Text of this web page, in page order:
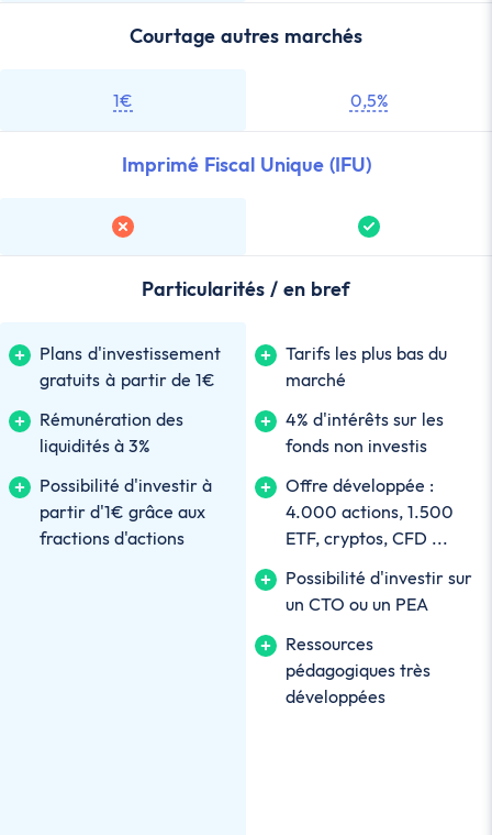
Courtage autres marchés
1€ 0,5%
Imprimé Fiscal Unique (IFU)
Particularités / en bref
Plans d'investissement
gratuits à partir de 1€
Rémunération des
liquidités à 3%
Possibilité d'investir à
partir d'1€ grâce aux
fractions d'actions
Tarifs les plus bas du
marché
4% d'intérêts sur les
fonds non investis
Offre développée :
4.000 actions, 1.500
ETF, cryptos, CFD ...
Possibilité d'investir sur
un CTO ou un PEA
Ressources
pédagogiques très
développées